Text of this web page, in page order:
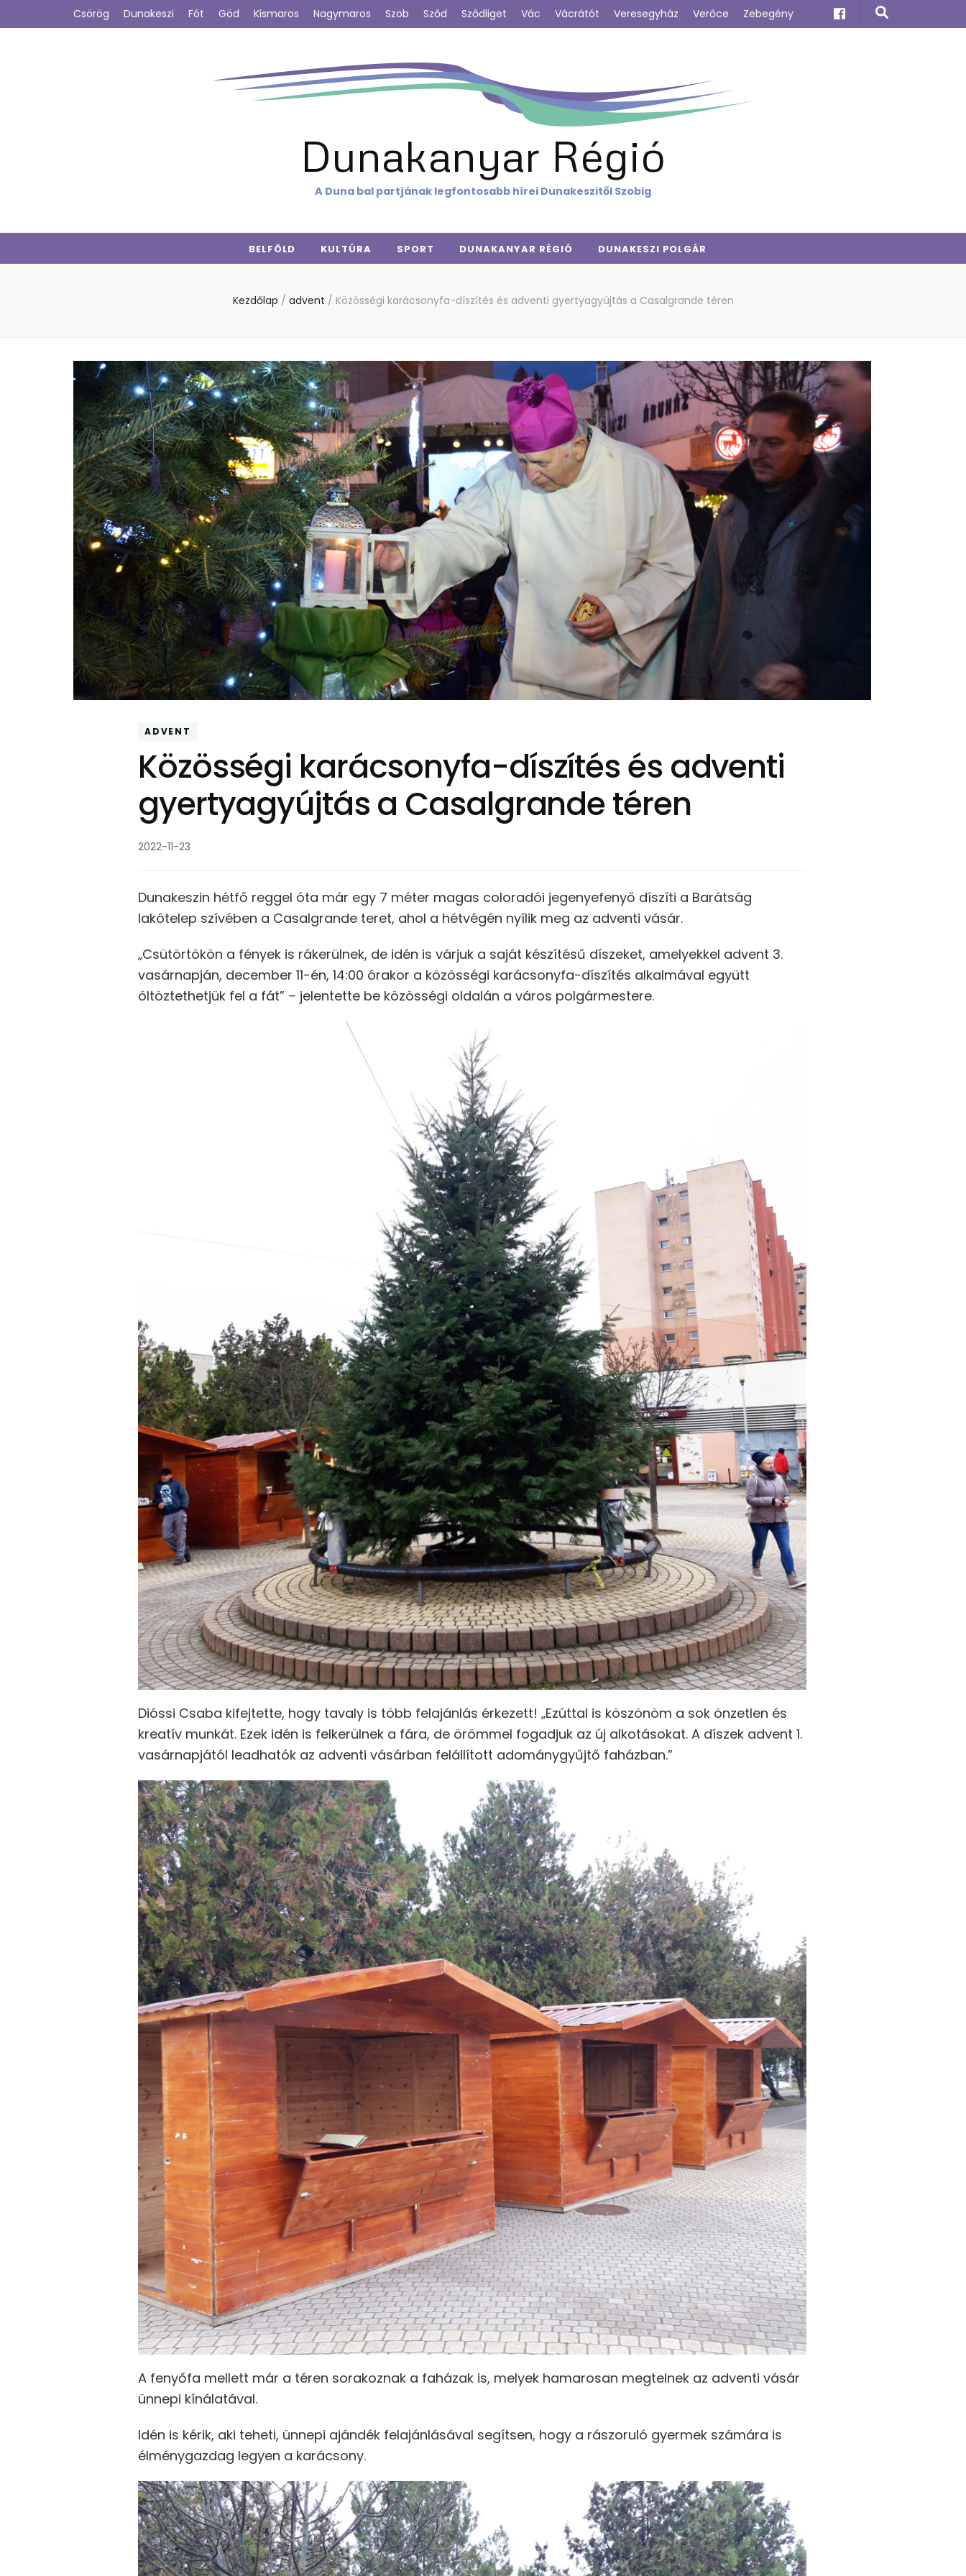
Csörög Dunakeszi Fót Göd Kismaros Nagymaros Szob Sződ Sződliget Vác Vácrátót Veresegyház Verőce Zebegény
Dunakanyar Régió
A Duna bal partjának legfontosabb hírei Dunakeszitől Szobig
BELFÖLD KULTÚRA SPORT DUNAKANYAR RÉGIÓ DUNAKESZI POLGÁR
Kezdőlap / advent / Közösségi karácsonyfa-díszítés és adventi gyertyagyújtás a Casalgrande téren
ADVENT
Közösségi karácsonyfa-díszítés és adventi
gyertyagyújtás a Casalgrande téren
2022-11-23
Dunakeszin hétfő reggel óta már egy 7 méter magas coloradói jegenyefenyő díszíti a Barátság
lakótelep szívében a Casalgrande teret, ahol a hétvégén nyílik meg az adventi vásár.
„Csütörtökön a fények is rákerülnek, de idén is várjuk a saját készítésű díszeket, amelyekkel advent 3.
vasárnapján, december 11-én, 14:00 órakor a közösségi karácsonyfa-díszítés alkalmával együtt
öltöztethetjük fel a fát” – jelentette be közösségi oldalán a város polgármestere.
Dióssi Csaba kifejtette, hogy tavaly is több felajánlás érkezett! „Ezúttal is köszönöm a sok önzetlen és
kreatív munkát. Ezek idén is felkerülnek a fára, de örömmel fogadjuk az új alkotásokat. A díszek advent 1.
vasárnapjától leadhatók az adventi vásárban felállított adománygyűjtő faházban.”
A fenyőfa mellett már a téren sorakoznak a faházak is, melyek hamarosan megtelnek az adventi vásár
ünnepi kínálatával.
Idén is kérik, aki teheti, ünnepi ajándék felajánlásával segítsen, hogy a rászoruló gyermek számára is
élménygazdag legyen a karácsony.